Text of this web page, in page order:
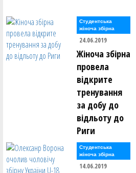
Студентська
жіноча збірна
24.06.2019
Жіноча збірна
провела
відкрите
тренування
за добу до
відльоту до
Риги
Студентська
жіноча збірна
14.06.2019